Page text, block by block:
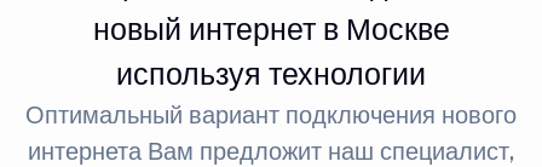
новый интернет в Москве
используя технологии
Оптимальный вариант подключения нового
интернета Вам предложит наш специалист,